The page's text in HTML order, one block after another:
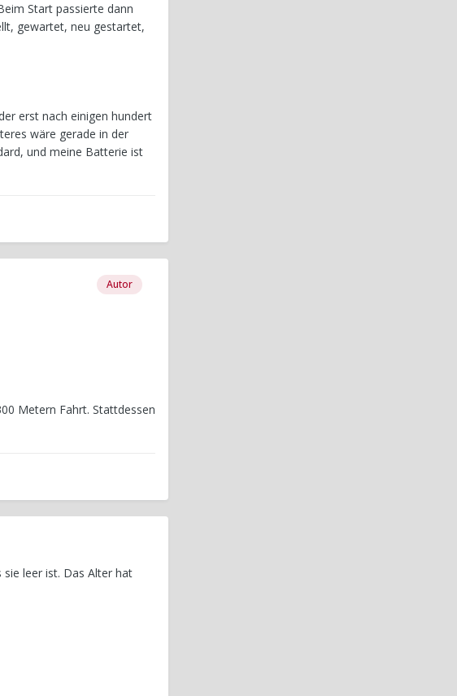
Start passierte dann
gewartet, neu gestartet,
erst nach einigen hundert
wäre gerade in der
und meine Batterie ist
Autor
Metern Fahrt. Stattdessen
leer ist. Das Alter hat